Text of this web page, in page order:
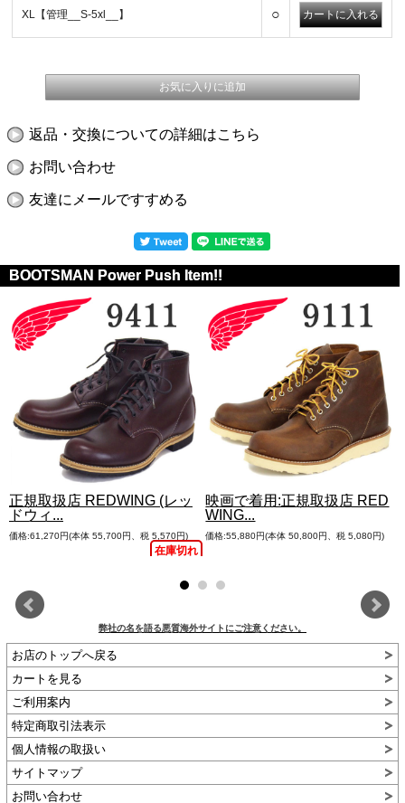
XL【管理__S-5xl__】 ○
返品・交換についての詳細はこちら
お問い合わせ
友達にメールですすめる
BOOTSMAN Power Push Item!!
正規取扱店 REDWING (レッ
ドウィ...
価格:61,270円(本体 55,700円、税 5,570円)
在庫切れ
映画で着用:正規取扱店 RED
WING...
価格:55,880円(本体 50,800円、税 5,080円)
弊社の名を語る悪質海外サイトにご注意ください。
お店のトップへ戻る
カートを見る
ご利用案内
特定商取引法表示
個人情報の取扱い
サイトマップ
お問い合わせ